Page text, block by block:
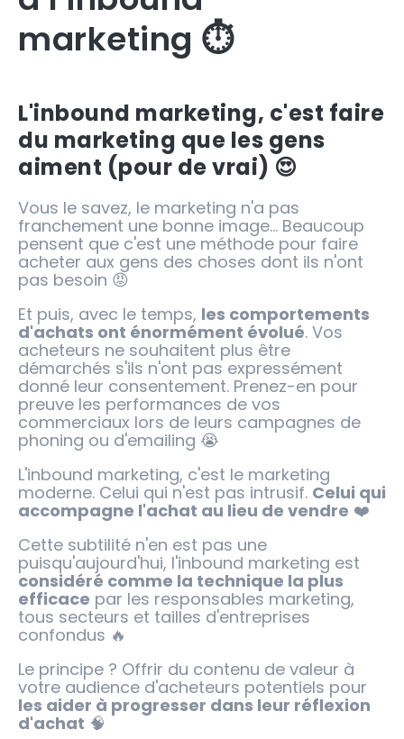
marketing ⏱️
L'inbound marketing, c'est faire
du marketing que les gens
aiment (pour de vrai) 😍
Vous le savez, le marketing n'a pas
franchement une bonne image... Beaucoup
pensent que c'est une méthode pour faire
acheter aux gens des choses dont ils n'ont
pas besoin 😡
Et puis, avec le temps, les comportements
d'achats ont énormément évolué. Vos
acheteurs ne souhaitent plus être
démarchés s'ils n'ont pas expressément
donné leur consentement. Prenez-en pour
preuve les performances de vos
commerciaux lors de leurs campagnes de
phoning ou d'emailing 😭
L'inbound marketing, c'est le marketing
moderne. Celui qui n'est pas intrusif. Celui qui
accompagne l'achat au lieu de vendre ❤️
Cette subtilité n'en est pas une
puisqu'aujourd'hui, l'inbound marketing est
considéré comme la technique la plus
efficace par les responsables marketing,
tous secteurs et tailles d'entreprises
confondus 🔥
Le principe ? Offrir du contenu de valeur à
votre audience d'acheteurs potentiels pour
les aider à progresser dans leur réflexion
d'achat 🧠